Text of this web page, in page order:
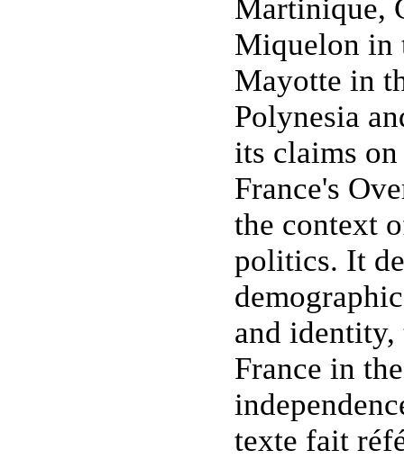
Martinique,
Miquelon in
Mayotte in
Polynesia
its claims
France's
the context
politics. It
and
France in
texte fait